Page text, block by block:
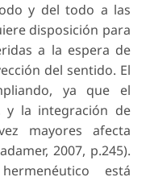
y del todo a las
disposición para
a la espera de
del sentido. El
ya que el
y la integración de
mayores afecta
2007, p.245).
está